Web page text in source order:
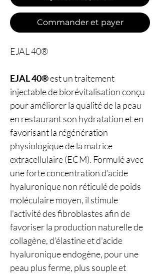
Commander et payer
EJAL 40®
EJAL 40®est un traitement
injectable de biorévitalisation conçu
pour améliorer la qualité de la peau
en restaurant son hydratation et en
favorisant la régénération
physiologique de la matrice
extracellulaire (ECM). Formulé avec
une forte concentration d'acide
hyaluronique non réticulé de poids
moléculaire moyen, il stimule
l'activité des fibroblastes afin de
favoriser la production naturelle de
collagène, d'élastine et d'acide
hyaluronique endogène, pour une
peau plus ferme, plus souple et